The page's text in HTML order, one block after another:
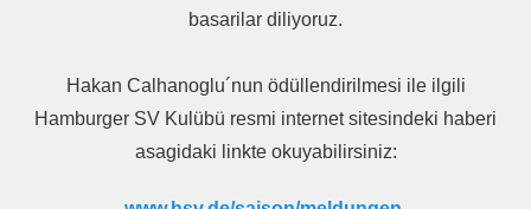
basarilar diliyoruz.
Hakan Calhanoglu´nun ödüllendirilmesi ile ilgili
Hamburger SV Kulübü resmi internet sitesindeki haberi
asagidaki linkte okuyabilirsiniz: